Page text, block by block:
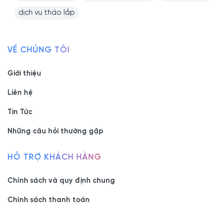
dịch vụ tháo lắp
VỀ CHÚNG TÔI
Giới thiệu
Liên hệ
Tin Tức
Những câu hỏi thường gặp
HỖ TRỢ KHÁCH HÀNG
Chính sách và quy định chung
Chính sách thanh toán